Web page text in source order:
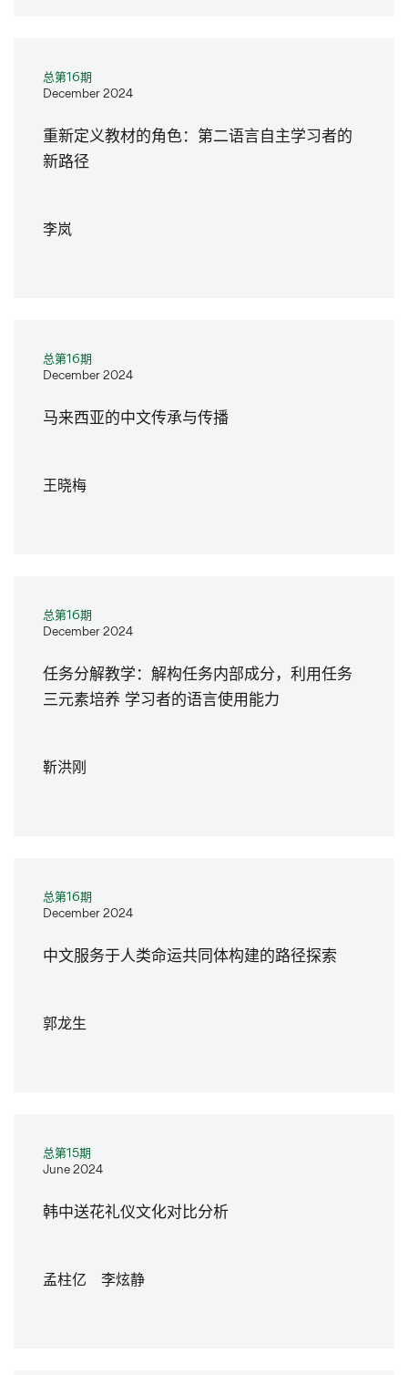
总第16期
December 2024
重新定义教材的角色：第二语言自主学习者的
新路径
李岚
总第16期
December 2024
马来西亚的中文传承与传播
王晓梅
总第16期
December 2024
任务分解教学：解构任务内部成分，利用任务
三元素培养 学习者的语言使用能力
靳洪刚
总第16期
December 2024
中文服务于人类命运共同体构建的路径探索
郭龙生
总第15期
June 2024
韩中送花礼仪文化对比分析
孟柱亿 李炫静